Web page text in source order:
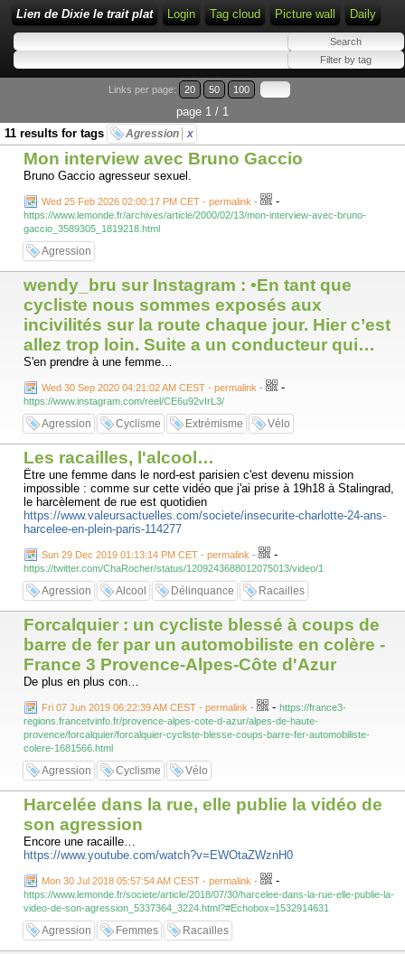
Lien de Dixie le trait plat Login Tag cloud Picture wall Daily
Links per page: 20 50 100
page 1 / 1
11 results for tags
Agression x
Mon interview avec Bruno Gaccio
Bruno Gaccio agresseur sexuel.
Wed 25 Feb 2026 02:00:17 PM CET - permalink - -
https://www.lemonde.fr/archives/article/2000/02/13/mon-interview-avec-bruno-
gaccio_3589305_1819218.html
Agression
wendy_bru sur Instagram : •En tant que
cycliste nous sommes exposés aux
incivilités sur la route chaque jour. Hier c’est
allez trop loin. Suite a un conducteur qui…
S'en prendre à une femme…
Wed 30 Sep 2020 04:21:02 AM CEST - permalink - -
https://www.instagram.com/reel/CE6u92vIrL3/
Agression Cyclisme Extrémisme Vélo
Les racailles, l'alcool…
Être une femme dans le nord-est parisien c'est devenu mission
impossible : comme sur cette vidéo que j'ai prise à 19h18 à Stalingrad,
le harcèlement de rue est quotidien
https://www.valeursactuelles.com/societe/insecurite-charlotte-24-ans-
harcelee-en-plein-paris-114277
Sun 29 Dec 2019 01:13:14 PM CET - permalink - -
https://twitter.com/ChaRocher/status/1209243688012075013/video/1
Agression Alcool Délinquance Racailles
Forcalquier : un cycliste blessé à coups de
barre de fer par un automobiliste en colère -
France 3 Provence-Alpes-Côte d'Azur
De plus en plus con…
Fri 07 Jun 2019 06:22:39 AM CEST - permalink - - https://france3-
regions.francetvinfo.fr/provence-alpes-cote-d-azur/alpes-de-haute-
provence/forcalquier/forcalquier-cycliste-blesse-coups-barre-fer-automobiliste-
colere-1681566.html
Agression Cyclisme Vélo
Harcelée dans la rue, elle publie la vidéo de
son agression
Encore une racaille…
https://www.youtube.com/watch?v=EWOtaZWznH0
Mon 30 Jul 2018 05:57:54 AM CEST - permalink - -
https://www.lemonde.fr/societe/article/2018/07/30/harcelee-dans-la-rue-elle-publie-la-
video-de-son-agression_5337364_3224.html?#Echobox=1532914631
Agression Femmes Racailles